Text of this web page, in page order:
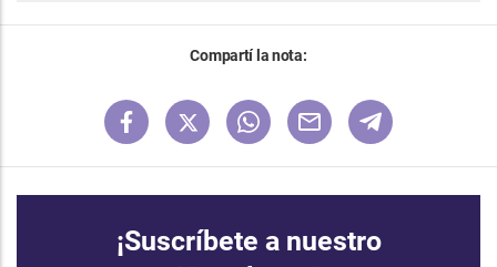
Compartí la nota:
¡Suscríbete a nuestro